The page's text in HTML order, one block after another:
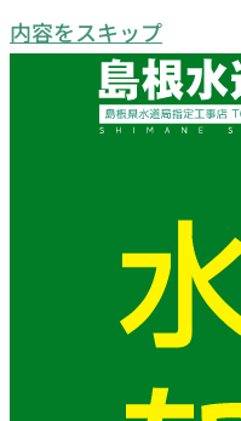
内容をスキップ